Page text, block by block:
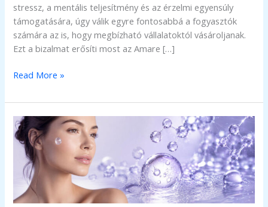
stressz, a mentális teljesítmény és az érzelmi egyensúly
támogatására, úgy válik egyre fontosabbá a fogyasztók
számára az is, hogy megbízható vállalatoktól vásároljanak.
Ezt a bizalmat erősíti most az Amare […]
Az
Global
újabb
mérföldkövet
ért
Read More »